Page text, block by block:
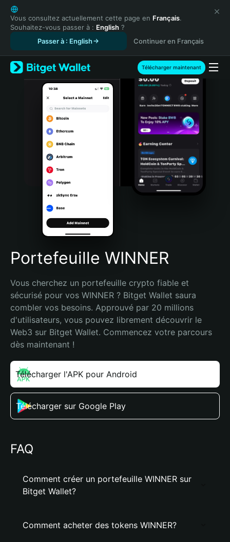
English
日本語
Tiếng Việt
Español (Latinoamérica)
Türkçe
Italiano
Português (Portugal)
Bahasa Indonesia
Português (Brasil)
Español (Argentina)
Vous consultez actuellement cette page en Français.
Souhaitez-vous passer à : English ?
Passer à : English
Continuer en Français
Télécharger maintenant
Portefeuille WINNER
Vous cherchez un portefeuille crypto fiable et
sécurisé pour vos WINNER ? Bitget Wallet saura
combler vos besoins. Approuvé par 20 millions
d'utilisateurs, vous pouvez librement découvrir le
Web3 sur Bitget Wallet. Commencez votre parcours
dès maintenant !
Télécharger l'APK pour Android
Télécharger sur Google Play
FAQ
Comment créer un portefeuille WINNER sur
Bitget Wallet?
Comment acheter des tokens WINNER?